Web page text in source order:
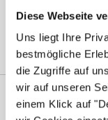
Diese Webseite
Uns liegt Ihre
bestmögliche
die Zugriffe auf
wir auf unseren
einem Klick auf
Netzwerk-